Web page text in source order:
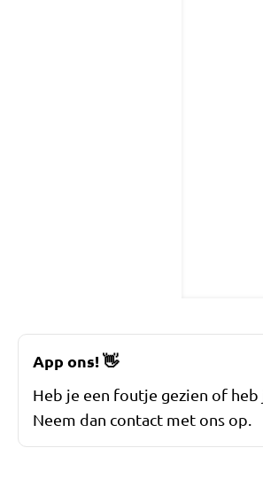
App ons!👋
Heb je een foutje gezien of
Neem dan contact met ons op.